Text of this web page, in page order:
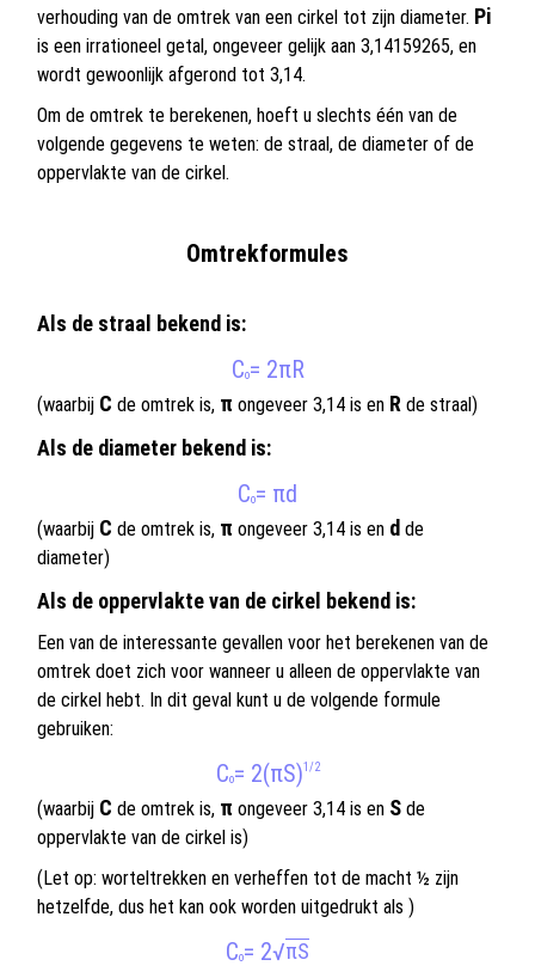
verhouding van de omtrek van een cirkel tot zijn diameter. Pi
is een irrationeel getal, ongeveer gelijk aan 3,14159265, en
wordt gewoonlijk afgerond tot 3,14.
Om de omtrek te berekenen, hoeft u slechts één van de
volgende gegevens te weten: de straal, de diameter of de
oppervlakte van de cirkel.
Omtrekformules
Als de straal bekend is:
Co= 2πR
(waarbij C de omtrek is, π ongeveer 3,14 is en R de straal)
Als de diameter bekend is:
Co= πd
(waarbij C de omtrek is, π ongeveer 3,14 is en d de
diameter)
Als de oppervlakte van de cirkel bekend is:
Een van de interessante gevallen voor het berekenen van de
omtrek doet zich voor wanneer u alleen de oppervlakte van
de cirkel hebt. In dit geval kunt u de volgende formule
gebruiken:
Co= 2(πS)1/2
(waarbij C de omtrek is, π ongeveer 3,14 is en S de
oppervlakte van de cirkel is)
(Let op: worteltrekken en verheffen tot de macht ½ zijn
hetzelfde, dus het kan ook worden uitgedrukt als )
Co= 2√πS